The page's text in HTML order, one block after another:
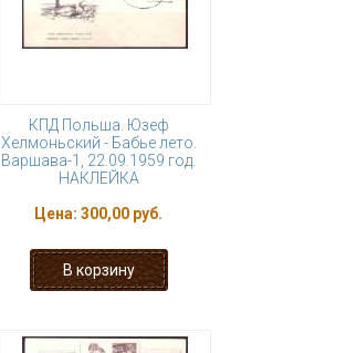
КПД Польша. Юзеф
Хелмоньский - Бабье лето.
Варшава-1, 22.09.1959 год.
НАКЛЕЙКА
Цена: 300,00 руб.